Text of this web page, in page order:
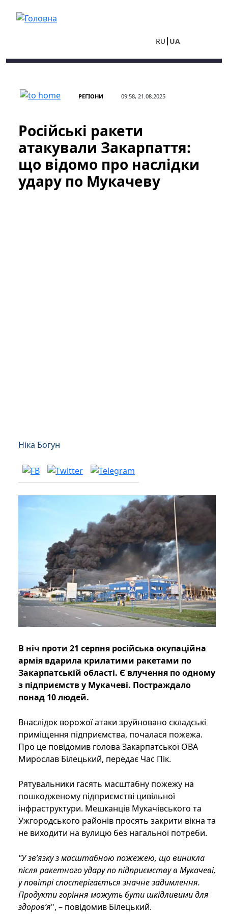
RU UA
РЕГІОНИ 09:58, 21.08.2025
Російські ракети
атакували Закарпаття:
що відомо про наслідки
удару по Мукачеву
Ніка Богун
В ніч проти 21 серпня російська окупаційна
армія вдарила крилатими ракетами по
Закарпатській області. Є влучення по одному
з підприємств у Мукачеві. Постраждало
понад 10 людей.
Внаслідок ворожої атаки зруйновано складські
приміщення підприємства, почалася пожежа.
Про це повідомив голова Закарпатської ОВА
Мирослав Білецький, передає Час Пік.
Рятувальники гасять масштабну пожежу на
пошкодженому підприємстві цивільної
інфраструктури. Мешканців Мукачівського та
Ужгородського районів просять закрити вікна та
не виходити на вулицю без нагальної потреби.
"У зв’язку з масштабною пожежею, що виникла
після ракетного удару по підприємству в Мукачеві,
у повітрі спостерігається значне задимлення.
Продукти горіння можуть бути шкідливими для
здоров’я", – повідомив Білецький.